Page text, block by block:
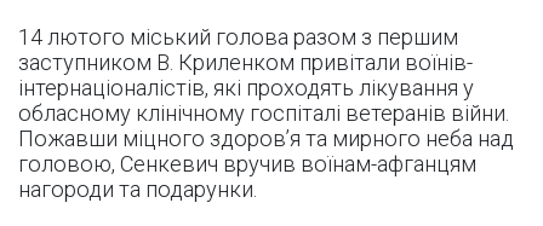
14 лютого міський голова разом з першим
заступником В. Криленком привітали воїнів-
інтернаціоналістів, які проходять лікування у
обласному клінічному госпіталі ветеранів війни.
Пожавши міцного здоров’я та мирного неба над
головою, Сенкевич вручив воїнам-афганцям
нагороди та подарунки.